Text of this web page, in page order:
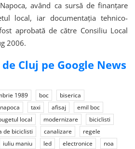
având ca sursă de finanțare
local, iar documentația tehnico-
aprobată de către Consiliu Local
2006.
Cluj pe Google News
1989 boc
biserica
taxi afisaj
emil boc
local modernizare
biciclisti
de biciclisti canalizare
regele
iuliu maniu led electronice
noa